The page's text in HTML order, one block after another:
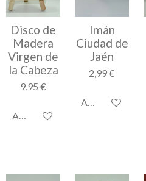
Disco de
Madera
Virgen de
la Cabeza
9,95 €
Añadir al carrito
Imán
Ciudad de
Jaén
2,99 €
Añadir al carrito